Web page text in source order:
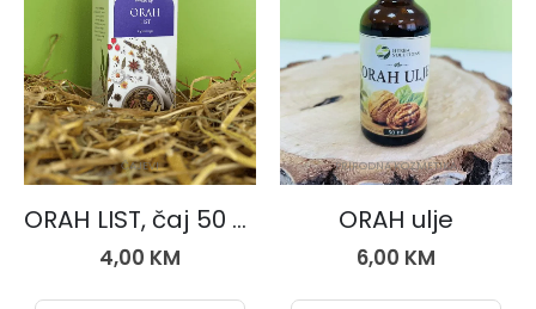
ČAJEVI
ORAH LIST, čaj 50 gr.
4,00 KM
PRIRODNA KOZMETIKA
ORAH ulje
6,00 KM